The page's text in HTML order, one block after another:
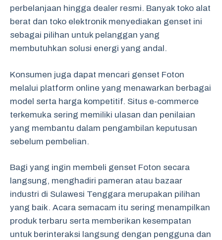
perbelanjaan hingga dealer resmi. Banyak toko alat
berat dan toko elektronik menyediakan genset ini
sebagai pilihan untuk pelanggan yang
membutuhkan solusi energi yang andal.
Konsumen juga dapat mencari genset Foton
melalui platform online yang menawarkan berbagai
model serta harga kompetitif. Situs e-commerce
terkemuka sering memiliki ulasan dan penilaian
yang membantu dalam pengambilan keputusan
sebelum pembelian.
Bagi yang ingin membeli genset Foton secara
langsung, menghadiri pameran atau bazaar
industri di Sulawesi Tenggara merupakan pilihan
yang baik. Acara semacam itu sering menampilkan
produk terbaru serta memberikan kesempatan
untuk berinteraksi langsung dengan pengguna dan